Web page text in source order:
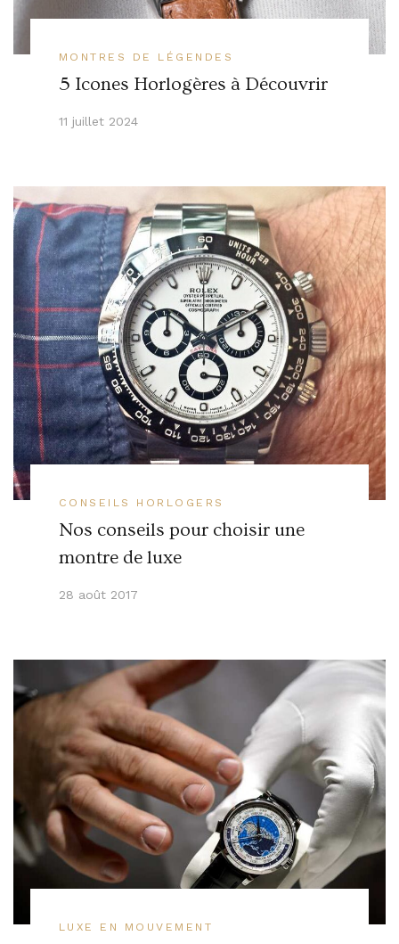
MONTRES DE LÉGENDES
5 Icones Horlogères à Découvrir
11 juillet 2024
CONSEILS HORLOGERS
Nos conseils pour choisir une
montre de luxe
28 août 2017
LUXE EN MOUVEMENT